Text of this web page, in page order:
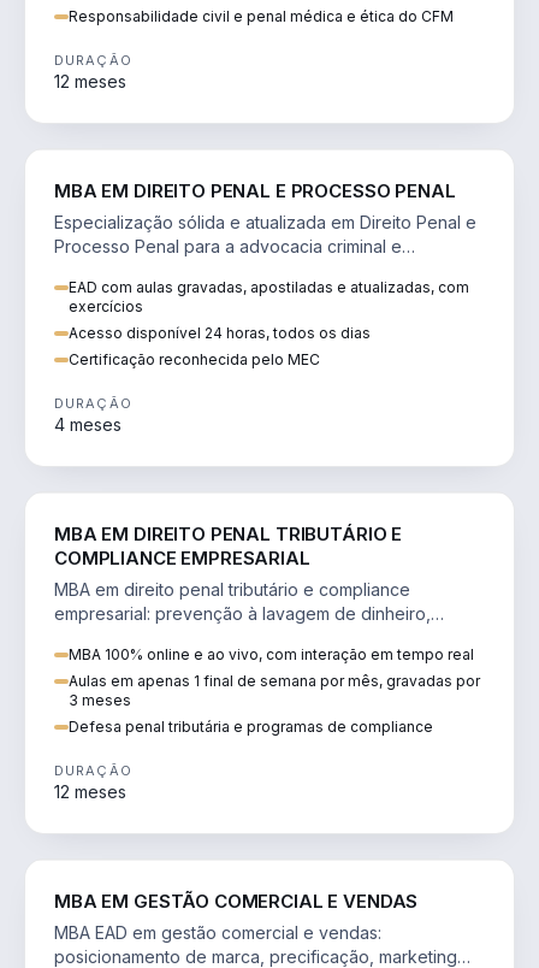
Responsabilidade civil e penal médica e ética do CFM
DURAÇÃO
12 meses
MBA EM DIREITO PENAL E PROCESSO PENAL
Especialização sólida e atualizada em Direito Penal e
Processo Penal para a advocacia criminal e
EAD com aulas gravadas, apostiladas e atualizadas, com
exercícios
Acesso disponível 24 horas, todos os dias
Certificação reconhecida pelo MEC
DURAÇÃO
4 meses
MBA EM DIREITO PENAL TRIBUTÁRIO E
COMPLIANCE EMPRESARIAL
MBA em direito penal tributário e compliance
empresarial: prevenção à lavagem de dinheiro,
MBA 100% online e ao vivo, com interação em tempo real
Aulas em apenas 1 final de semana por mês, gravadas por
3 meses
Defesa penal tributária e programas de compliance
DURAÇÃO
12 meses
MBA EM GESTÃO COMERCIAL E VENDAS
MBA EAD em gestão comercial e vendas:
posicionamento de marca, precificação, marketing